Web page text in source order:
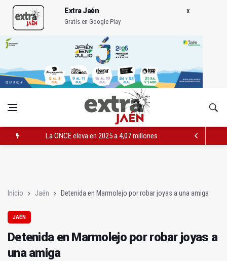
Extra Jaén
Gratis en Google Play
La ONCE eleva en 2025 a 4,07 millones su inversión social en
Inicio Jaén Detenida en Marmolejo por robar joyas a una amiga
JAÉN
Detenida en Marmolejo por robar joyas a
una amiga